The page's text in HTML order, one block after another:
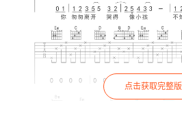
点击获取完整版